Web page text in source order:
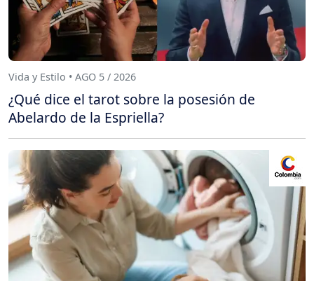
Vida y Estilo • AGO 5 / 2026
¿Qué dice el tarot sobre la posesión de
Abelardo de la Espriella?